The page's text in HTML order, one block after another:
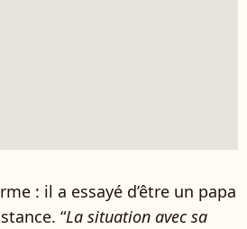
: il a essayé d’être un papa
“La situation avec sa